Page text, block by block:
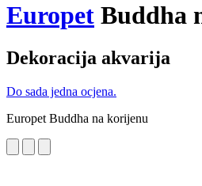
Europet Buddha
Dekoracija akvarija
Do sada jedna ocjena.
Europet Buddha na korijenu